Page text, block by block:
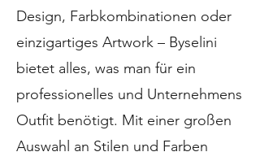
Design, Farbkombinationen oder
einzigartiges Artwork – Byselini
bietet alles, was man für ein
professionelles und Unternehmens
Outfit benötigt. Mit einer großen
Auswahl an Stilen und Farben